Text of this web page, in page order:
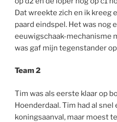
Dat wreekte zich en ik kreeg
paard eindspel. Het was nog
eeuwigschaak-mechanisme
was gaf mijn tegenstander
Team 2
Tim was als eerste klaar op
Hoenderdaal. Tim had al
koningsaanval, maar moest